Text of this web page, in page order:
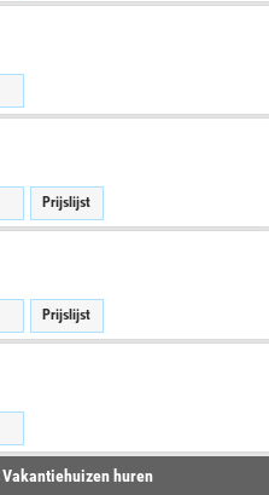
Prijslijst
Prijslijst
Vakantiehuizen huren